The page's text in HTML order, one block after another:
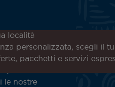
newsletter
ultime notizie!
tutte le
le nostre
località
personalizzata, scegli il
pacchetti e servizi